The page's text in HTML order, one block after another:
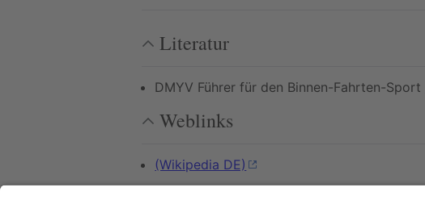
Literatur
DMYV Führer für den Binnen-Fahrten-Sport
Weblinks
(Wikipedia DE)